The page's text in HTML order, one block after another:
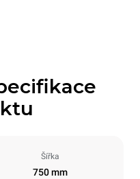
Šířka
750 mm